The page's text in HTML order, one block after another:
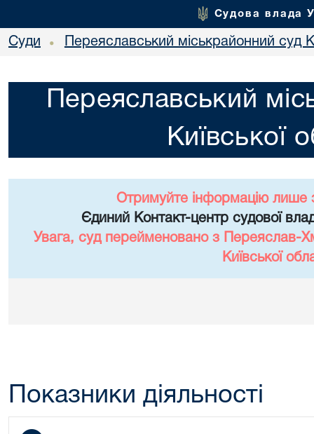
Судова влада
Суди • Переяславський міськрайонний суд
Переяславський
Київської
Отримуйте інформацію лише
Єдиний Контакт-центр судової
Увага, суд перейменовано з Переяслав-
Київської
Показники діяльності